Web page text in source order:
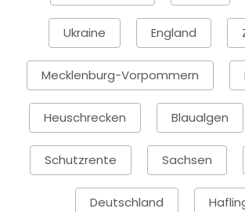
Ukraine England
Mecklenburg-Vorpommern
Heuschrecken Blaualgen
Schutzrente Sachsen
Deutschland